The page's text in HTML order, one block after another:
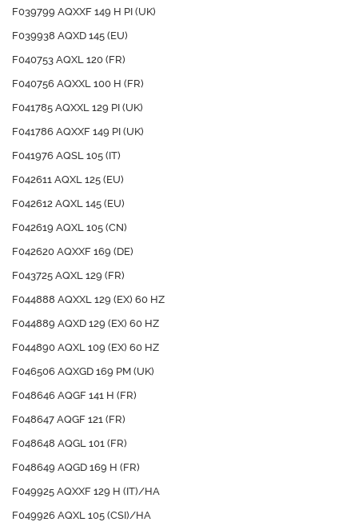
F039799 AQXXF 149 H PI (UK)
F039938 AQXD 145 (EU)
F040753 AQXL 120 (FR)
F040756 AQXXL 100 H (FR)
F041785 AQXXL 129 PI (UK)
F041786 AQXXF 149 PI (UK)
F041976 AQSL 105 (IT)
F042611 AQXL 125 (EU)
F042612 AQXL 145 (EU)
F042619 AQXL 105 (CN)
F042620 AQXXF 169 (DE)
F043725 AQXL 129 (FR)
F044888 AQXXL 129 (EX) 60 HZ
F044889 AQXD 129 (EX) 60 HZ
F044890 AQXL 109 (EX) 60 HZ
F046506 AQXGD 169 PM (UK)
F048646 AQGF 141 H (FR)
F048647 AQGF 121 (FR)
F048648 AQGL 101 (FR)
F048649 AQGD 169 H (FR)
F049925 AQXXF 129 H (IT)/HA
F049926 AQXL 105 (CSI)/HA